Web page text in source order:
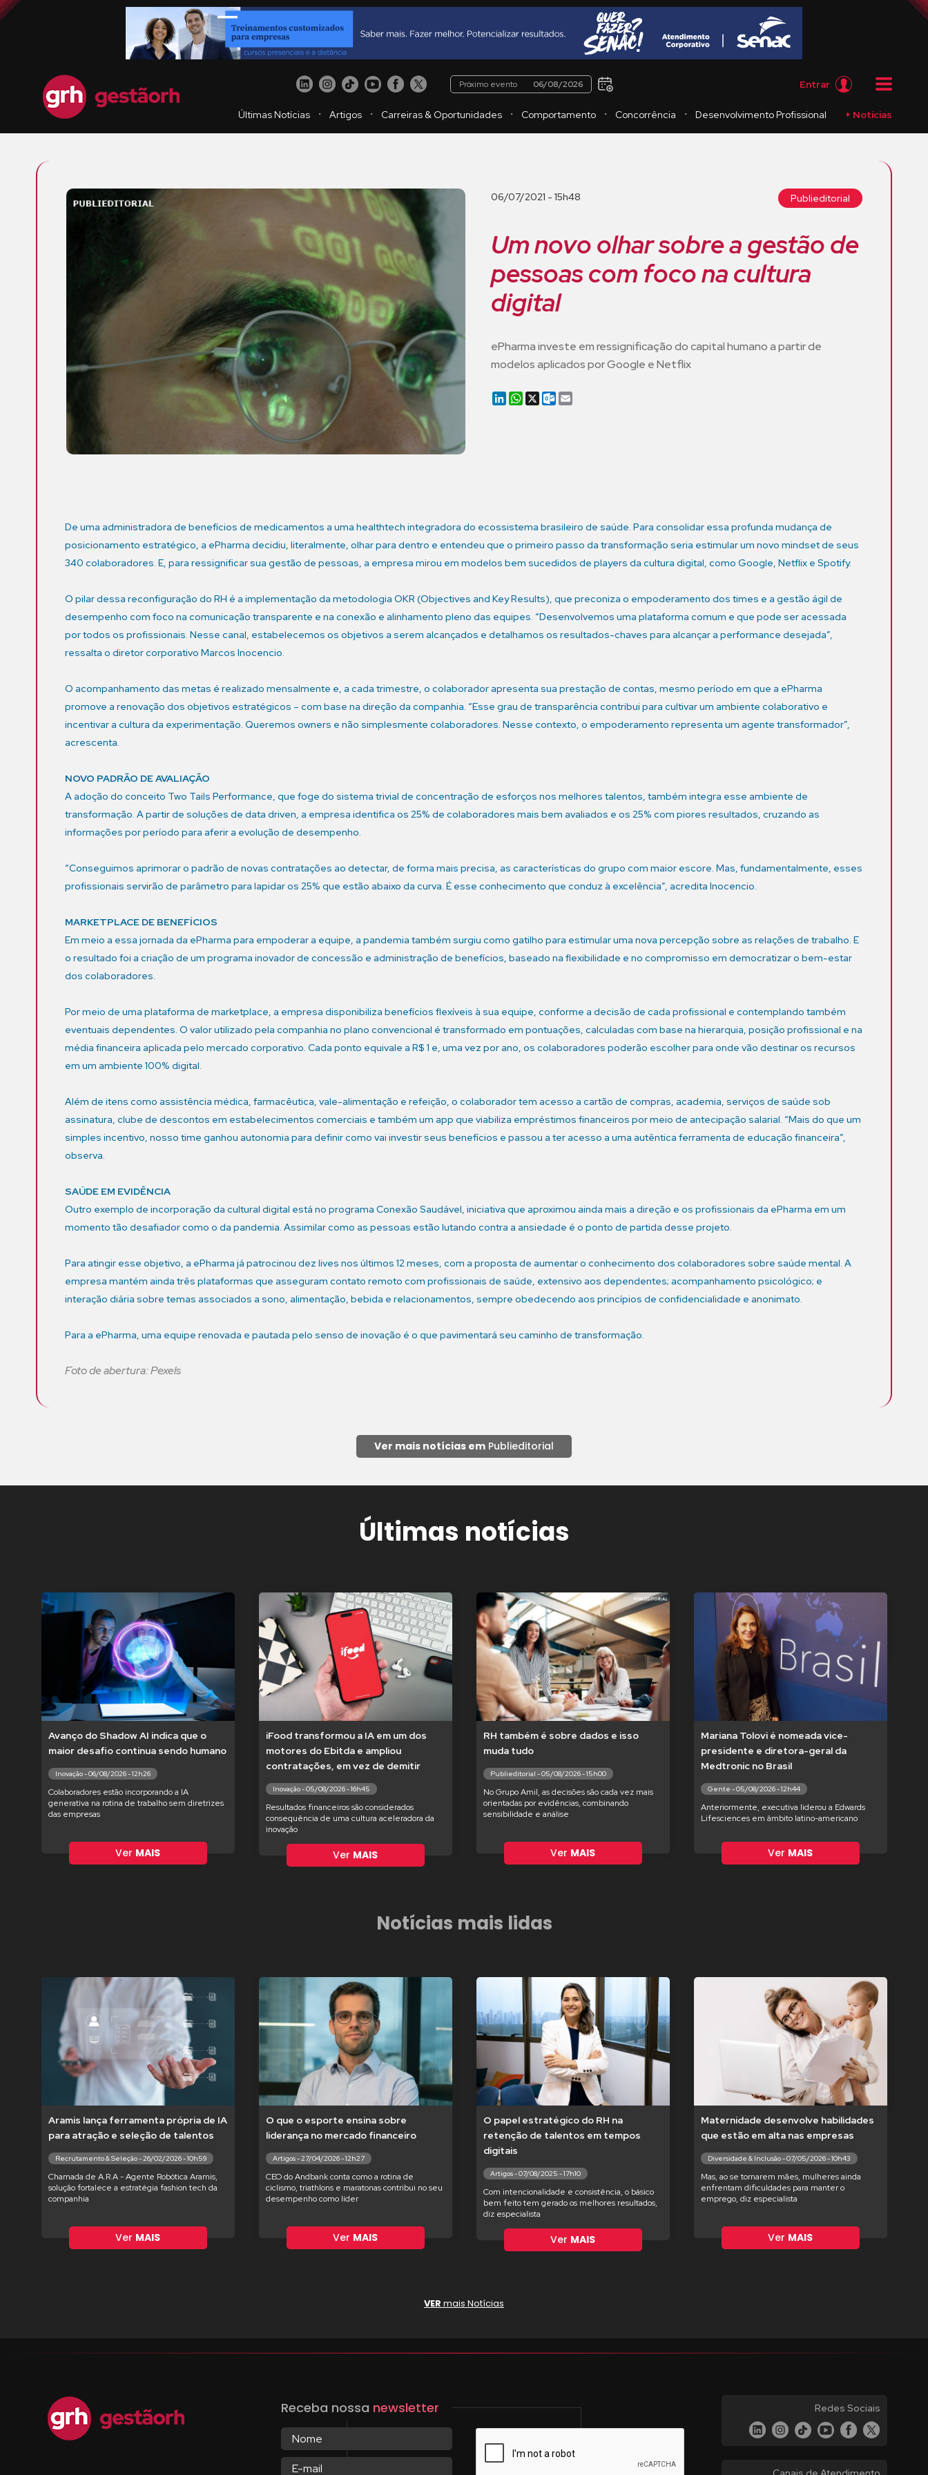
Próximo evento 06/08/2026 Entrar
Últimas Notícias ・ Artigos ・ Carreiras & Oportunidades ・ Comportamento ・ Concorrência ・ Desenvolvimento Profissional + Notícias
06/07/2021 - 15h48 Publieditorial
Um novo olhar sobre a gestão de
pessoas com foco na cultura
digital
ePharma investe em ressignificação do capital humano a partir de
modelos aplicados por Google e Netflix
LinkedIn
WhatsApp
X Outlook.com
Email
De uma administradora de benefícios de medicamentos a uma healthtech integradora do ecossistema brasileiro de saúde. Para consolidar essa profunda mudança de
posicionamento estratégico, a ePharma decidiu, literalmente, olhar para dentro e entendeu que o primeiro passo da transformação seria estimular um novo mindset de seus
340 colaboradores. E, para ressignificar sua gestão de pessoas, a empresa mirou em modelos bem sucedidos de players da cultura digital, como Google, Netflix e Spotify.
O pilar dessa reconfiguração do RH é a implementação da metodologia OKR (Objectives and Key Results), que preconiza o empoderamento dos times e a gestão ágil de
desempenho com foco na comunicação transparente e na conexão e alinhamento pleno das equipes. “Desenvolvemos uma plataforma comum e que pode ser acessada
por todos os profissionais. Nesse canal, estabelecemos os objetivos a serem alcançados e detalhamos os resultados-chaves para alcançar a performance desejada”,
ressalta o diretor corporativo Marcos Inocencio.
O acompanhamento das metas é realizado mensalmente e, a cada trimestre, o colaborador apresenta sua prestação de contas, mesmo período em que a ePharma
promove a renovação dos objetivos estratégicos – com base na direção da companhia. “Esse grau de transparência contribui para cultivar um ambiente colaborativo e
incentivar a cultura da experimentação. Queremos owners e não simplesmente colaboradores. Nesse contexto, o empoderamento representa um agente transformador”,
acrescenta.
NOVO PADRÃO DE AVALIAÇÃO
A adoção do conceito Two Tails Performance, que foge do sistema trivial de concentração de esforços nos melhores talentos, também integra esse ambiente de
transformação. A partir de soluções de data driven, a empresa identifica os 25% de colaboradores mais bem avaliados e os 25% com piores resultados, cruzando as
informações por período para aferir a evolução de desempenho.
“Conseguimos aprimorar o padrão de novas contratações ao detectar, de forma mais precisa, as características do grupo com maior escore. Mas, fundamentalmente, esses
profissionais servirão de parâmetro para lapidar os 25% que estão abaixo da curva. É esse conhecimento que conduz à excelência”, acredita Inocencio.
MARKETPLACE DE BENEFÍCIOS
Em meio a essa jornada da ePharma para empoderar a equipe, a pandemia também surgiu como gatilho para estimular uma nova percepção sobre as relações de trabalho. E
o resultado foi a criação de um programa inovador de concessão e administração de benefícios, baseado na flexibilidade e no compromisso em democratizar o bem-estar
dos colaboradores.
Por meio de uma plataforma de marketplace, a empresa disponibiliza benefícios flexíveis à sua equipe, conforme a decisão de cada profissional e contemplando também
eventuais dependentes. O valor utilizado pela companhia no plano convencional é transformado em pontuações, calculadas com base na hierarquia, posição profissional e na
média financeira aplicada pelo mercado corporativo. Cada ponto equivale a R$ 1 e, uma vez por ano, os colaboradores poderão escolher para onde vão destinar os recursos
em um ambiente 100% digital.
Além de itens como assistência médica, farmacêutica, vale-alimentação e refeição, o colaborador tem acesso a cartão de compras, academia, serviços de saúde sob
assinatura, clube de descontos em estabelecimentos comerciais e também um app que viabiliza empréstimos financeiros por meio de antecipação salarial. “Mais do que um
simples incentivo, nosso time ganhou autonomia para definir como vai investir seus benefícios e passou a ter acesso a uma autêntica ferramenta de educação financeira”,
observa.
SAÚDE EM EVIDÊNCIA
Outro exemplo de incorporação da cultural digital está no programa Conexão Saudável, iniciativa que aproximou ainda mais a direção e os profissionais da ePharma em um
momento tão desafiador como o da pandemia. Assimilar como as pessoas estão lutando contra a ansiedade é o ponto de partida desse projeto.
Para atingir esse objetivo, a ePharma já patrocinou dez lives nos últimos 12 meses, com a proposta de aumentar o conhecimento dos colaboradores sobre saúde mental. A
empresa mantém ainda três plataformas que asseguram contato remoto com profissionais de saúde, extensivo aos dependentes; acompanhamento psicológico; e
interação diária sobre temas associados a sono, alimentação, bebida e relacionamentos, sempre obedecendo aos princípios de confidencialidade e anonimato.
Para a ePharma, uma equipe renovada e pautada pelo senso de inovação é o que pavimentará seu caminho de transformação.
Foto de abertura: Pexels
Ver mais notícias em Publieditorial
Últimas notícias
Avanço do Shadow AI indica que o
maior desafio continua sendo humano
Inovação - 06/08/2026 - 12h26
Colaboradores estão incorporando a IA
generativa na rotina de trabalho sem diretrizes
das empresas
Ver MAIS
iFood transformou a IA em um dos
motores do Ebitda e ampliou
contratações, em vez de demitir
Inovação - 05/08/2026 - 16h45
Resultados financeiros são considerados
consequência de uma cultura aceleradora da
inovação
Ver MAIS
RH também é sobre dados e isso
muda tudo
Publieditorial - 05/08/2026 - 15h00
No Grupo Amil, as decisões são cada vez mais
orientadas por evidências, combinando
sensibilidade e análise
Ver MAIS
Mariana Tolovi é nomeada vice-
presidente e diretora-geral da
Medtronic no Brasil
Gente - 05/08/2026 - 12h44
Anteriormente, executiva liderou a Edwards
Lifesciences em âmbito latino-americano
Ver MAIS
Notícias mais lidas
Aramis lança ferramenta própria de IA
para atração e seleção de talentos
Recrutamento & Seleção - 26/02/2026 - 10h59
Chamada de A.R.A - Agente Robótica Aramis,
solução fortalece a estratégia fashion tech da
companhia
Ver MAIS
O que o esporte ensina sobre
liderança no mercado financeiro
Artigos - 27/04/2026 - 12h27
CEO do Andbank conta como a rotina de
ciclismo, triathlons e maratonas contribui no seu
desempenho como líder
Ver MAIS
O papel estratégico do RH na
retenção de talentos em tempos
digitais
Artigos - 07/08/2025 - 17h10
Com intencionalidade e consistência, o básico
bem feito tem gerado os melhores resultados,
diz especialista
Ver MAIS
Maternidade desenvolve habilidades
que estão em alta nas empresas
Diversidade & Inclusão - 07/05/2026 - 10h43
Mas, ao se tornarem mães, mulheres ainda
enfrentam dificuldades para manter o
emprego, diz especialista
Ver MAIS
VER mais Notícias
Receba nossa newsletter Redes Sociais